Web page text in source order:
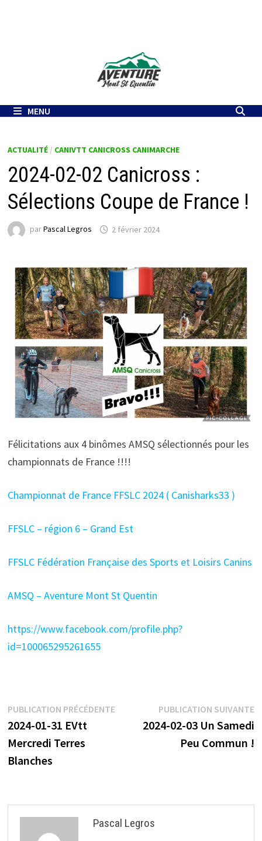
MENU
ACTUALITÉ/ CANIVTT CANICROSS CANIMARCHE
2024-02-02 Canicross :
Sélections Coupe de France !
parPascal Legros 2 février 2024
Félicitations aux 4 binômes AMSQ sélectionnés pour les
championnats de France !!!!
Championnat de France FFSLC 2024 ( Canisharks33 )
FFSLC – région 6 – Grand Est
FFSLC Fédération Française des Sports et Loisirs Canins
AMSQ – Aventure Mont St Quentin
https://www.facebook.com/profile.php?
id=100065295261655
Navigation
de
l’article
PUBLICATION PRÉCÉDENTEPublication
précédente :
2024-01-31 EVtt
Mercredi Terres
Blanches
PUBLICATION SUIVANTE
2024-02-03 Un Samedi
Peu Commun !
Pascal Legros